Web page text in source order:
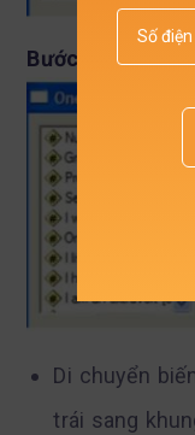
Bước 2: Thiết
Di chuyển
trái sang